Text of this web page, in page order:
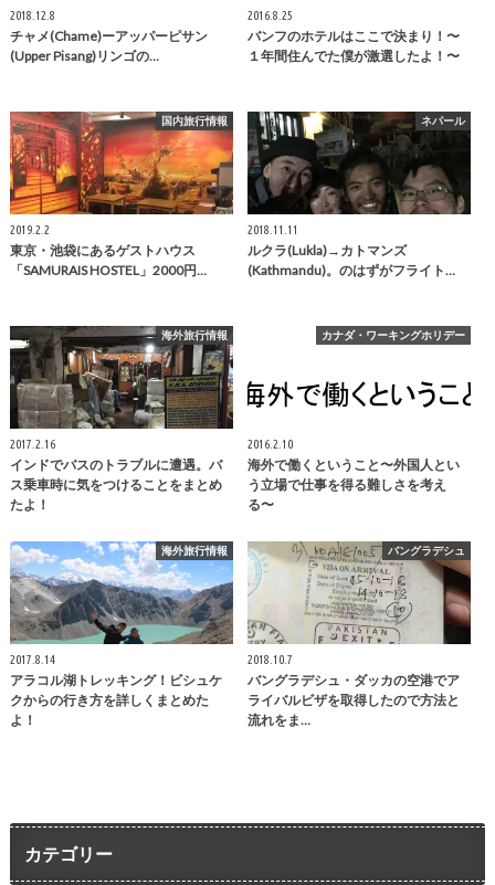
2018.12.8
チャメ(Chame)ーアッパーピサン
(Upper Pisang)リンゴの…
2016.8.25
バンフのホテルはここで決まり！〜
１年間住んでた僕が激選したよ！〜
国内旅行情報
2019.2.2
東京・池袋にあるゲストハウス
「SAMURAIS HOSTEL」2000円…
ネパール
2018.11.11
ルクラ(Lukla)→カトマンズ
(Kathmandu)。のはずがフライト…
海外旅行情報
2017.2.16
インドでバスのトラブルに遭遇。バ
ス乗車時に気をつけることをまとめ
たよ！
カナダ・ワーキングホリデー
2016.2.10
海外で働くということ〜外国人とい
う立場で仕事を得る難しさを考え
る〜
海外旅行情報
2017.8.14
アラコル湖トレッキング！ビシュケ
クからの行き方を詳しくまとめた
よ！
バングラデシュ
2018.10.7
バングラデシュ・ダッカの空港でア
ライバルビザを取得したので方法と
流れをま…
カテゴリー